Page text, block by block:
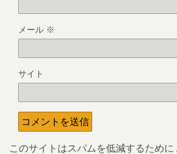
メール ※
サイト
このサイトはスパムを低減するため